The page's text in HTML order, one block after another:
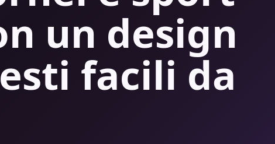
un design
facili da